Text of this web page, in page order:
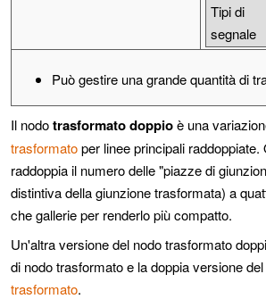
Tipi di
segnale
Può gestire una grande quantità di
Il nodotrasformato doppioè una
trasformatoper linee principali
raddoppia il numero delle "piazze di
distintiva della giunzione trasformata) a
che gallerie per renderlo più compatto.
Un'altra versione del nodo trasformato
di nodo trasformato e la doppia versione
trasformato.